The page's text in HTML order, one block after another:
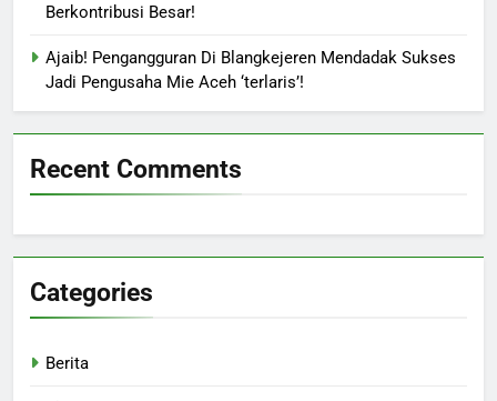
Berkontribusi Besar!
Ajaib! Pengangguran Di Blangkejeren Mendadak Sukses
Jadi Pengusaha Mie Aceh ‘terlaris’!
Recent Comments
Categories
Berita